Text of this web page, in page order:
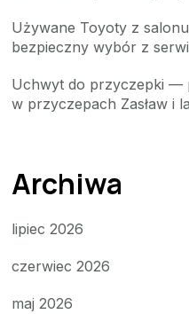
Używane Toyoty z
bezpieczny wybór z
Uchwyt do przyczepki —
w przyczepach Zasław i
Archiwa
lipiec 2026
czerwiec 2026
maj 2026